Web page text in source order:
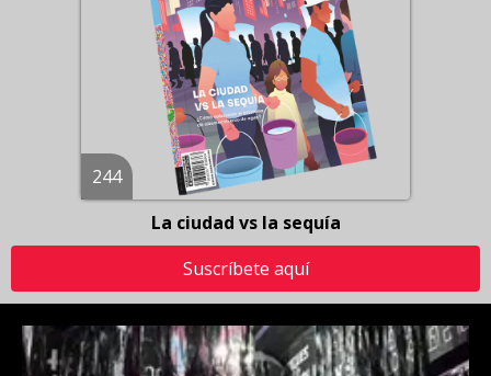
244
La ciudad vs la sequía
Suscríbete aquí